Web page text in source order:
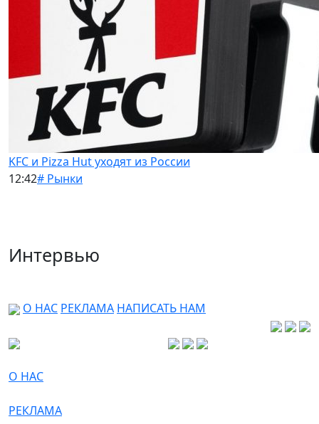
KFC и Pizza Hut уходят из России
12:42# Рынки
Интервью
О НАС РЕКЛАМА НАПИСАТЬ НАМ
О НАС
РЕКЛАМА